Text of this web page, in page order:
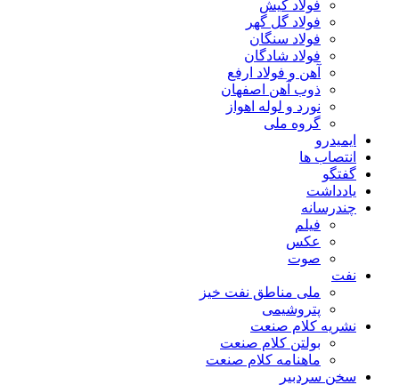
فولاد کیش
فولاد گل گهر
فولاد سنگان
فولاد شادگان
آهن و فولاد ارفع
ذوب آهن اصفهان
نورد و لوله اهواز
گروه ملی
ایمیدرو
انتصاب ها
گفتگو
یادداشت
چندرسانه
فیلم
عکس
صوت
نفت
ملی مناطق نفت خیز
پتروشیمی
نشریه کلام صنعت
بولتن کلام صنعت
ماهنامه کلام صنعت
سخن سردبیر